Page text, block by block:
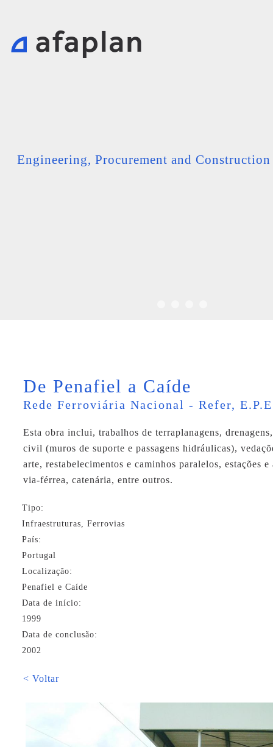
Engineering, Procurement and Construction
De Penafiel a Caíde
Rede Ferroviária Nacional - Refer,
Esta obra inclui, trabalhos de terraplanagens,
civil (muros de suporte e passagens hidráulicas),
arte, restabelecimentos e caminhos paralelos, estações e
via-férrea, catenária, entre outros.
Tipo:
Infraestruturas, Ferrovias
País:
Portugal
Localização:
Penafiel e Caíde
Data de início:
1999
Data de conclusão:
2002
< Voltar